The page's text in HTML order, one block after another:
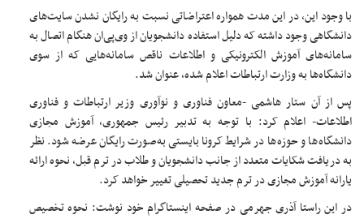
با وجود این، در این مدت همواره اعتراضاتی نسبت به رایگان نشدن سایت‌های
دانشگاهی وجود داشته که دلیل استفاده دانشجویان از وی‌پی‌ان هنگام اتصال به
سامانه‌های آموزش الکترونیکی و اطلاعات ناقص سامانه‌هایی که از سوی
دانشگاه‌ها به وزارت ارتباطات اعلام شده، عنوان شد.
پس از آن ستار هاشمی -معاون فناوری و نوآوری وزیر ارتباطات و فناوری
اطلاعات- اعلام کرد: با توجه به تدبیر رئیس جمهوری، آموزش مجازی
دانشگاه‌ها و حوزه‌ها در شرایط کرونا بایستی به‌صورت رایگان عرضه شود. نظر
به دریافت شکایات متعدد از جانب دانشجویان و طلاب در ترم قبل، نحوه ارائه
یارانه آموزش مجازی در ترم جدید تحصیلی تغییر خواهد کرد.
در این راستا آذری جهرمی در صفحه اینستاگرام خود نوشت: نحوه تخصیص